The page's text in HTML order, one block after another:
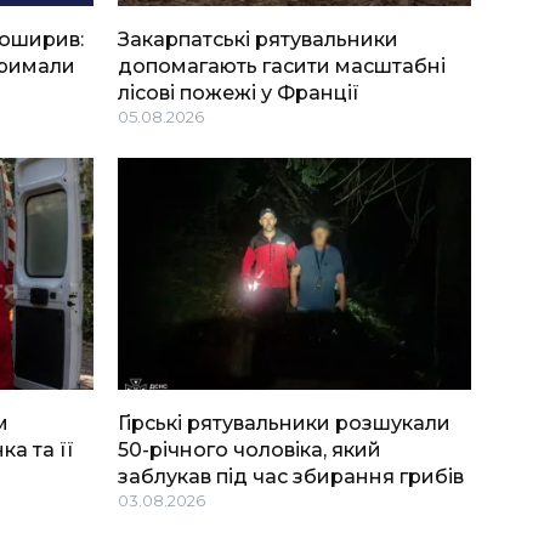
Закарпатські рятувальники
допомагають гасити масштабні
лісові пожежі у Франції
05.08.2026
та її
Гірські рятувальники розшукали
50-річного чоловіка, який
заблукав під час збирання грибів
03.08.2026